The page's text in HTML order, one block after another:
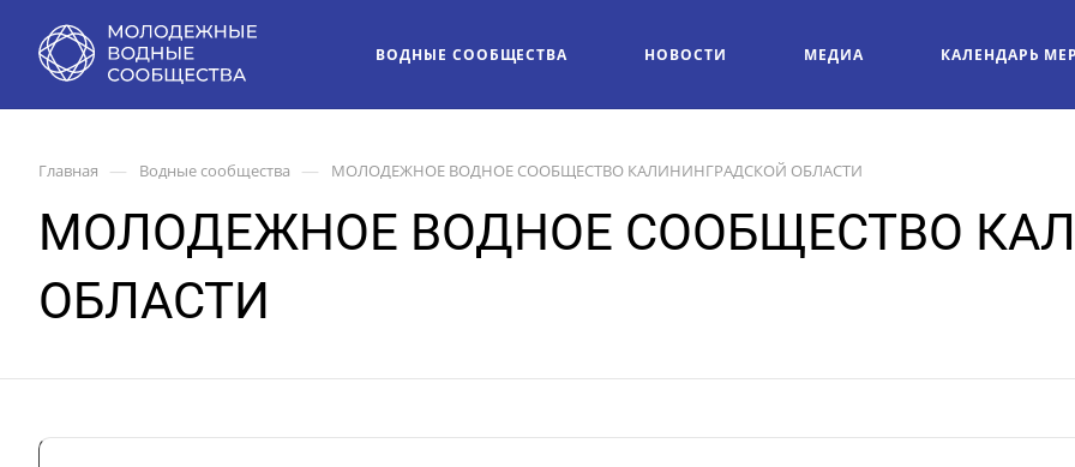
ВОДНЫЕ СООБЩЕСТВА НОВОСТИ МЕДИА КАЛЕНДАРЬ
Главная — Водные сообщества — МОЛОДЕЖНОЕ ВОДНОЕ СООБЩЕСТВО КАЛИНИНГРАДСКОЙ ОБЛАСТИ
МОЛОДЕЖНОЕ ВОДНОЕ СООБЩЕСТВО
ОБЛАСТИ